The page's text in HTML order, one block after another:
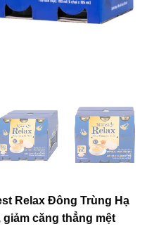
Relax Đông Trùng Hạ
căng thẳng mệt